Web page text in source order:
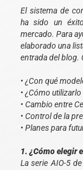
El sistema de
ha sido un
mercado. Para
elaborado una
entrada del blog.
• ¿Con qué
• ¿Cómo
• Cambio entre
• Control de la
• Planes para
1. ¿Cómo elegir
La serie AIO-5